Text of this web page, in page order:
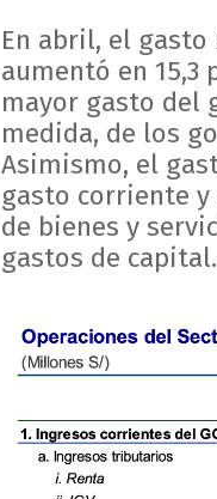
En abril, el
aumentó en
mayor gasto del
medida, de los
Asimismo, el
gasto corriente
de bienes y
gastos de capital.